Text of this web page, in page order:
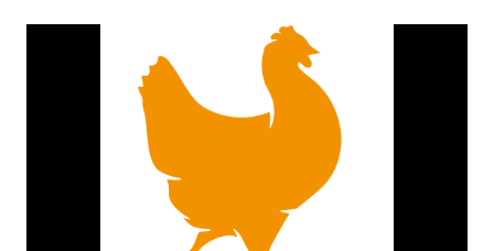
اگر در یک آپارتمان 3 خوابه زندگی می کنید، ممکن است فضای کافی
در بالکن خود داشته باشید. در غیر این صورت، ممکن است به منطقه
ای به ابعاد 2 در 2 نگاه کنید که در آن عملاً هیچ کاری جز ایستادن و
لذت بردن از قهوه خود نمی توانید انجام دهید! نگهداری مرغ ها در چنین
بالکنی به هیچ وجه امکان پذیر نیست، زیرا هر حیوان خانگی به فضایی
برای حرکت در اطراف نیاز دارد. مرغ ها دوست دارند در گله باشند
مرغ ها پرندگانی بسیار اجتماعی هستند...